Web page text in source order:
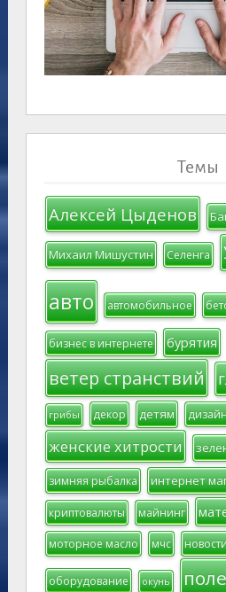
Темы
Алексей Цыденов
Михаил Мишустин Селенга
авто автомобильное
бизнес в интернете бурятия
ветер странствий
грибы декор детям
женские хитрости
зимняя рыбалка интернет
криптовалюты майнинг
моторное масло мчс
оборудование окунь